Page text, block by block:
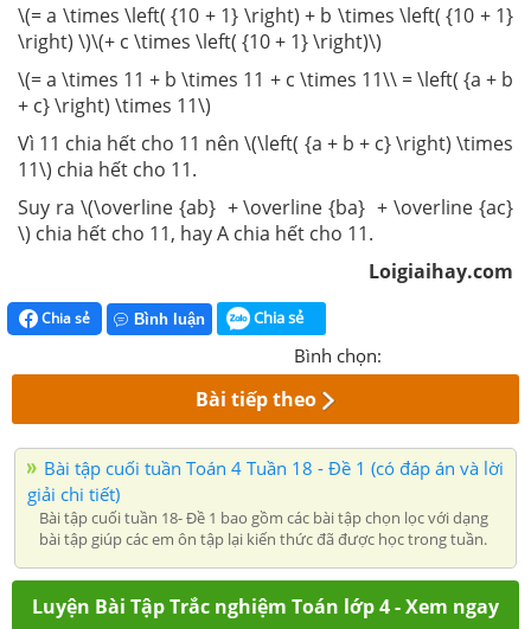
\(= a \times \left( {10 + 1} \right) + b \times \left( {10 + 1}
\right) \)\(+ c \times \left( {10 + 1} \right)\)
\(= a \times 11 + b \times 11 + c \times 11\\ = \left( {a + b
+ c} \right) \times 11\)
Vì 11 chia hết cho 11 nên \(\left( {a + b + c} \right) \times
11\) chia hết cho 11.
Suy ra \(\overline {ab} + \overline {ba} + \overline {ac}
\) chia hết cho 11, hay A chia hết cho 11.
Loigiaihay.com
Chia sẻ Bình luận Chia sẻ
Bình chọn:
Bài tiếp theo
Bài tập cuối tuần Toán 4 Tuần 18 - Đề 1 (có đáp án và lời
giải chi tiết)
Bài tập cuối tuần 18- Đề 1 bao gồm các bài tập chọn lọc với dạng
bài tập giúp các em ôn tập lại kiến thức đã được học trong tuần.
Luyện Bài Tập Trắc nghiệm Toán lớp 4 - Xem ngay